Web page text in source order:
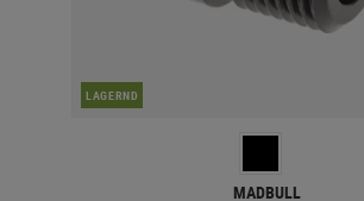
LAGERND
MADBULL